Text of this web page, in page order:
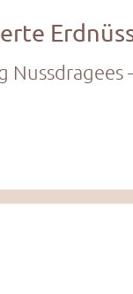
Nussdragees